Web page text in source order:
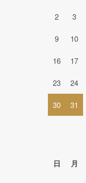
2 3
9 10
16 17
23 24
30 31
日 月